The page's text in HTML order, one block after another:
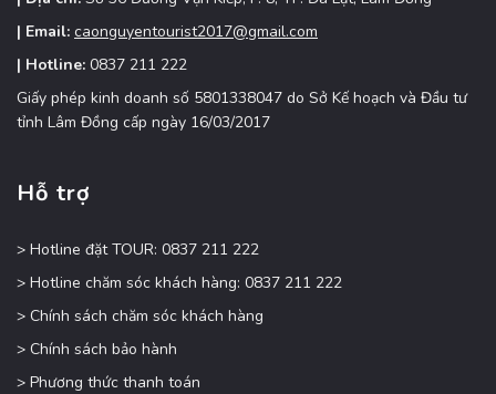
| Email: caonguyentourist2017@gmail.com
| Hotline: 0837 211 222
Giấy phép kinh doanh số 5801338047 do Sở Kế hoạch và Đầu tư
tỉnh Lâm Đồng cấp ngày 16/03/2017
Hỗ trợ
> Hotline đặt TOUR: 0837 211 222
> Hotline chăm sóc khách hàng: 0837 211 222
> Chính sách chăm sóc khách hàng
> Chính sách bảo hành
> Phương thức thanh toán